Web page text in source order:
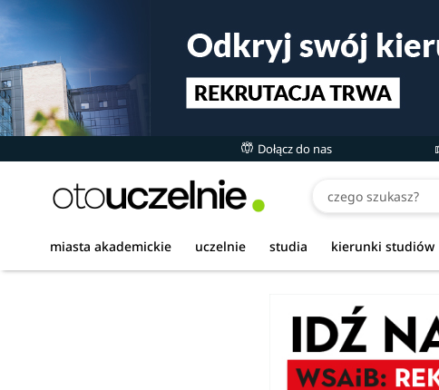
Dołącz do nas
miasta akademickie uczelnie studia kierunki studiów